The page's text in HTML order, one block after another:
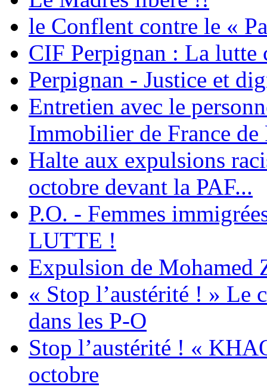
le Conflent contre le «
CIF Perpignan : La lutte
Perpignan - Justice et
Entretien avec le
Immobilier de France de
Halte aux expulsions
octobre devant la PAF...
P.O. - Femmes
LUTTE !
Expulsion de Mohamed
« Stop l’austérité ! » Le
dans les P-O
Stop l’austérité ! «
octobre